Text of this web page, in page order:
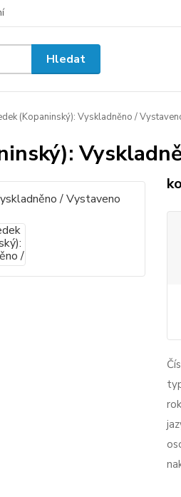
Hledat
(Kopaninský): Vyskladněno /